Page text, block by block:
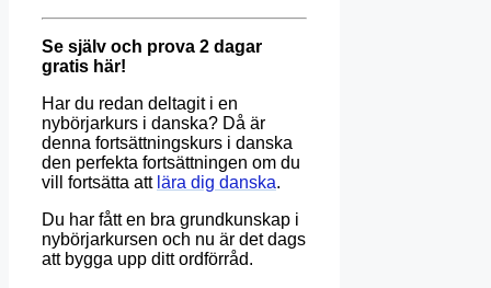
Se själv och prova 2 dagar
gratis här!
Har du redan deltagit i en
nybörjarkurs i danska? Då är
denna fortsättningskurs i danska
den perfekta fortsättningen om du
vill fortsätta att lära dig danska.
Du har fått en bra grundkunskap i
nybörjarkursen och nu är det dags
att bygga upp ditt ordförråd.